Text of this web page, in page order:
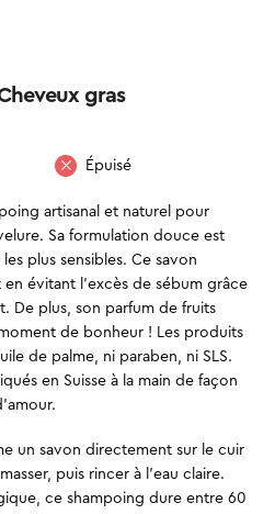
gras
Épuisé
artisanal et naturel pour
Sa formulation douce est
plus sensibles. Ce savon
évitant l’excès de sébum grâce
De plus, son parfum de fruits
de bonheur ! Les produits
de palme, ni paraben, ni SLS.
en Suisse à la main de façon
un savon directement sur le cuir
puis rincer à l’eau claire.
ce shampoing dure entre 60